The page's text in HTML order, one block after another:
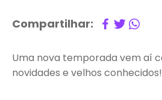
Compartilhar:
Uma nova temporada vem aí
novidades e velhos conhecidos!